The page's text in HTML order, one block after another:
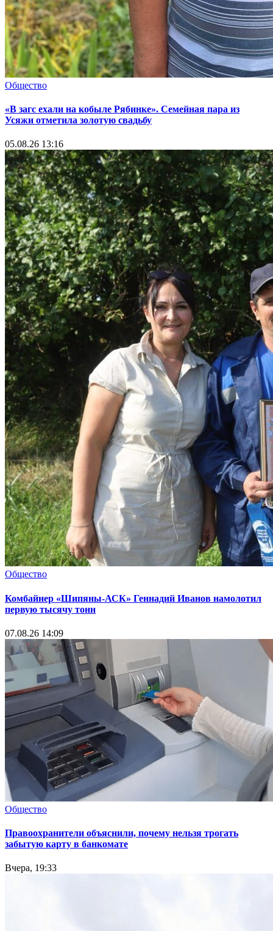
Общество
«В загс ехали на кобыле Рябинке». Семейная пара из
Усяжи отметила золотую свадьбу
05.08.26 13:16
Общество
Комбайнер «Шипяны-АСК» Геннадий Иванов намолотил
первую тысячу тонн
07.08.26 14:09
Общество
Правоохранители объяснили, почему нельзя трогать
забытую карту в банкомате
Вчера, 19:33